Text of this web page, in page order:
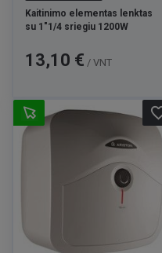
Kaitinimo elementas lenktas
su 1"1/4 sriegiu 1200W
Kaina
13,10 € / VNT